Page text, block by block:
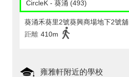
CircleK - 葵涌 (493)
葵涌禾葵里2號葵興商場地下2號舖
距離 410m
雍雅軒附近的學校